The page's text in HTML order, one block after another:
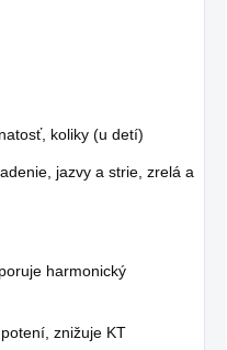
koliky (u detí)
jazvy a strie, zrelá a
harmonický
znižuje KT